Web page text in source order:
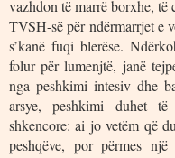
vazhdon të marrë borxhe,
TVSH-së për ndërmarrjet e
s’kanë fuqi blerëse.
folur për lumenjtë, janë
nga peshkimi intesiv dhe
arsye, peshkimi duhet
shkencore: ai jo vetëm që
peshqëve, por përmes